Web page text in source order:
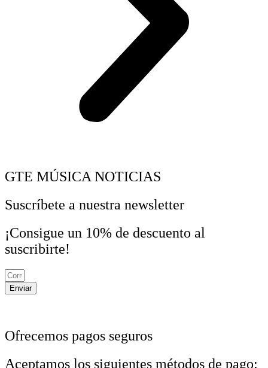
GTE MÚSICA NOTICIAS
Suscríbete a nuestra newsletter
¡Consigue un 10% de descuento al
suscribirte!
Enviar
Ofrecemos pagos seguros
Aceptamos los siguientes métodos de pago: